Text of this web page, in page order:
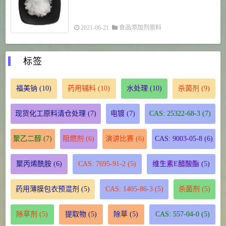
2021-06-21 食品添加剂原料
标签
福美钠 (10) 药用辅料 (10) 水处理 (10) 杀菌剂 (9)
现货化工原料清仓处理 (7) 电镀 (7) CAS: 25322-68-3 (7)
聚乙二醇 (7) 阻燃剂 (6) 演讲比赛(6) CAS: 9003-05-8(6)
聚丙烯酰胺(6) CAS: 7695-91-2 (5) 维生素E醋酸酯 (5)
药用薄膜包衣预混剂 (5) CAS: 1405-86-3(5) 杀菌剂 (5)
除草剂 (5) 提取物(5) 除草 (5) CAS: 557-04-0(5)